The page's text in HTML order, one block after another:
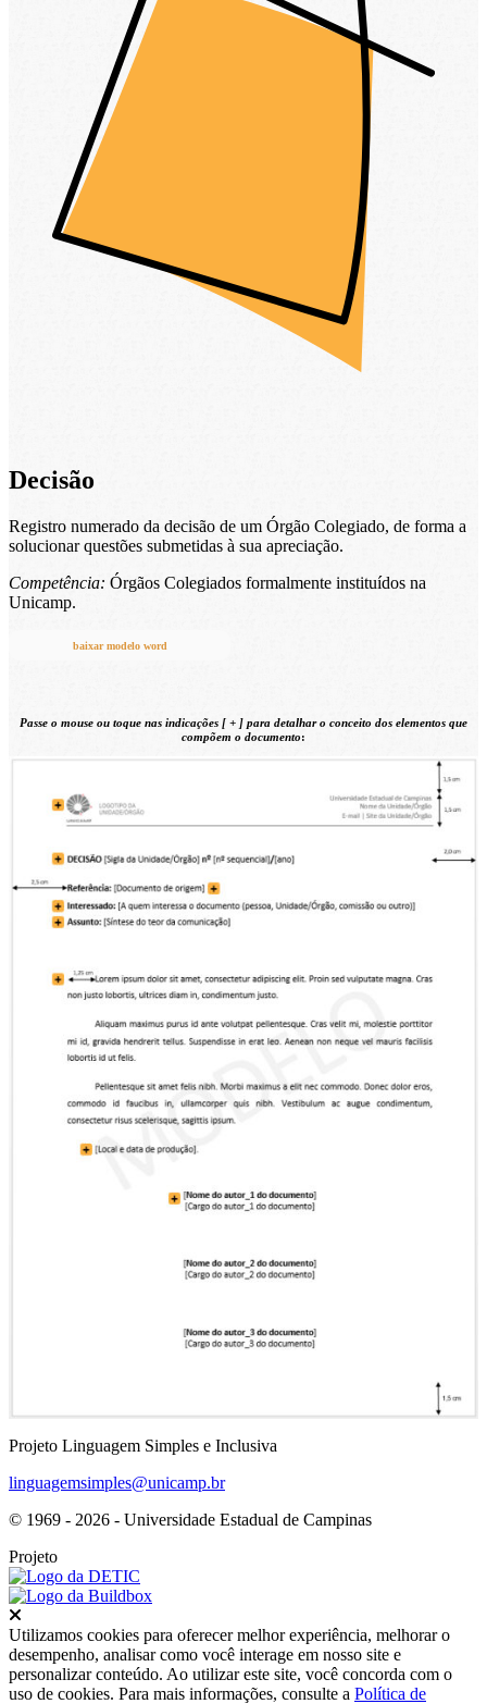
Decisão
Registro numerado da decisão de um Órgão Colegiado, de forma a
solucionar questões submetidas à sua apreciação.
Competência: Órgãos Colegiados formalmente instituídos na
Unicamp.
baixar modelo word
Passe o mouse ou toque nas indicações [ + ] para detalhar o conceito dos elementos que
compõem o documento:
Projeto Linguagem Simples e Inclusiva
linguagemsimples@unicamp.br
© 1969 - 2026 - Universidade Estadual de Campinas
Projeto
Utilizamos cookies para oferecer melhor experiência, melhorar o
desempenho, analisar como você interage em nosso site e
personalizar conteúdo. Ao utilizar este site, você concorda com o
uso de cookies. Para mais informações, consulte a Política de